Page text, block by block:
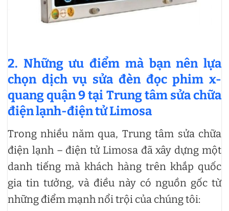
2. Những ưu điểm mà bạn nên lựa
chọn dịch vụ sửa đèn đọc phim x-
quang quận 9 tại Trung tâm sửa chữa
điện lạnh-điện tử Limosa
Trong nhiều năm qua, Trung tâm sửa chữa
điện lạnh – điện tử Limosa đã xây dựng một
danh tiếng mà khách hàng trên khắp quốc
gia tin tưởng, và điều này có nguồn gốc từ
những điểm mạnh nổi trội của chúng tôi: